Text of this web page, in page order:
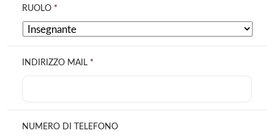
RUOLO *
INDIRIZZO MAIL *
NUMERO DI TELEFONO